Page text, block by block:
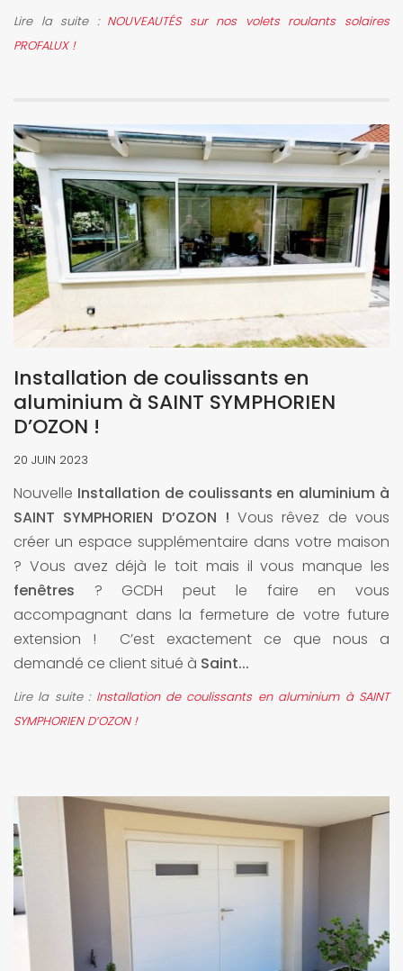
Lire la suite : NOUVEAUTÉS sur nos volets roulants solaires
PROFALUX !
Installation de coulissants en
aluminium à SAINT SYMPHORIEN
D’OZON !
20 JUIN 2023
Nouvelle Installation de coulissants en aluminium à
SAINT SYMPHORIEN D’OZON ! Vous rêvez de vous
créer un espace supplémentaire dans votre maison
? Vous avez déjà le toit mais il vous manque les
fenêtres ? GCDH peut le faire en vous
accompagnant dans la fermeture de votre future
extension ! C’est exactement ce que nous a
demandé ce client situé à Saint...
Lire la suite : Installation de coulissants en aluminium à SAINT
SYMPHORIEN D’OZON !